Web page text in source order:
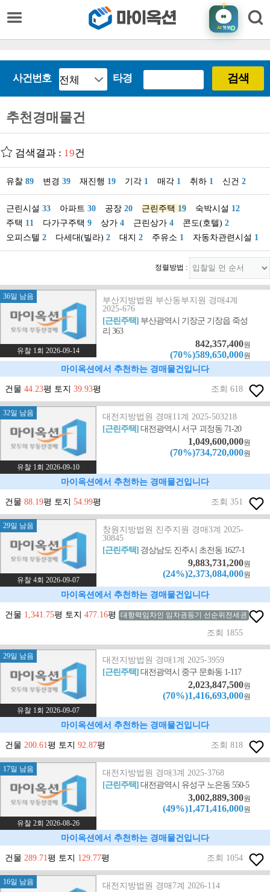
AI챗봇
사건번호 타경 검색
추천경매물건
검색결과 : 19건
유찰 89 변경 39 재진행 19 기각 1 매각 1 취하 1 신건 2
근린시설 33 아파트 30 공장 20 근린주택 19 숙박시설 12
주택 11 다가구주택 9 상가 4 근린상가 4 콘도(호텔) 2
오피스텔 2 다세대(빌라) 2 대지 2 주유소 1 자동차관련시설 1
정렬방법 :
36일 남음
유찰 1회 2026-09-14
부산지방법원 부산동부지원 경매4계
2025-676
[근린주택] 부산광역시 기장군 기장읍 죽성
리 363
842,357,400원
(70%)589,650,000원
마이옥션에서 추천하는 경매물건입니다
건물 44.23평 토지 39.93평 조회 618
32일 남음
유찰 1회 2026-09-10
대전지방법원 경매11계 2025-503218
[근린주택]대전광역시 서구 괴정동 71-20
1,049,600,000원
(70%)734,720,000원
마이옥션에서 추천하는 경매물건입니다
건물 88.19평 토지 54.99평 조회 351
29일 남음
유찰 4회 2026-09-07
창원지방법원 진주지원 경매3계 2025-
30845
[근린주택] 경상남도 진주시 초전동 1627-1
9,883,731,200원
(24%)2,373,084,000원
마이옥션에서 추천하는 경매물건입니다
건물 1,341.75평 토지 477.16평 대항력임차인 임차권등기 선순위전세권
조회 1855
29일 남음
유찰 1회 2026-09-07
대전지방법원 경매1계 2025-3959
[근린주택]대전광역시 중구 문화동 1-117
2,023,847,500원
(70%)1,416,693,000원
마이옥션에서 추천하는 경매물건입니다
건물 200.61평 토지 92.87평 조회 818
17일 남음
유찰 2회 2026-08-26
대전지방법원 경매3계 2025-3768
[근린주택]대전광역시 유성구 노은동 550-5
3,002,889,300원
(49%)1,471,416,000원
마이옥션에서 추천하는 경매물건입니다
건물 289.71평 토지 129.77평 조회 1054
16일 남음
대전지방법원 경매7계 2026-114